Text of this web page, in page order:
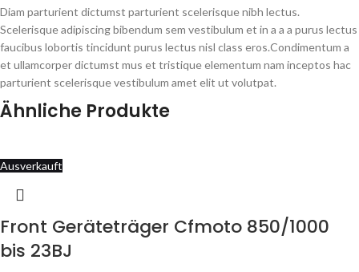
Diam parturient dictumst parturient scelerisque nibh lectus.
Scelerisque adipiscing bibendum sem vestibulum et in a a a purus lectus
faucibus lobortis tincidunt purus lectus nisl class eros.Condimentum a
et ullamcorper dictumst mus et tristique elementum nam inceptos hac
parturient scelerisque vestibulum amet elit ut volutpat.
Ähnliche Produkte
Ausverkauft
Front Geräteträger Cfmoto 850/1000
bis 23BJ